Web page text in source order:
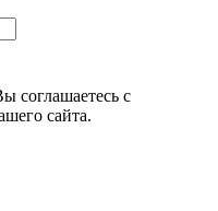
соглашаетесь с
сайта.